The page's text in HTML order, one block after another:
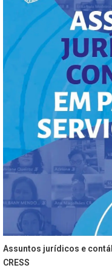
Assuntos jurídicos e
CRESS